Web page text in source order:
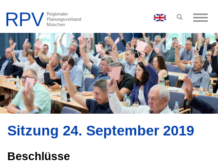
Toggle
Sitzung 24. September 2019
Beschlüsse